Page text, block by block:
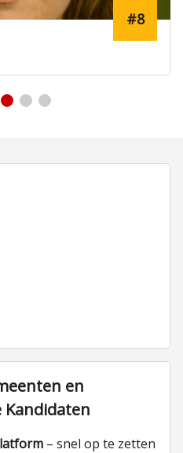
#8
en
Kandidaten
– snel op te zetten